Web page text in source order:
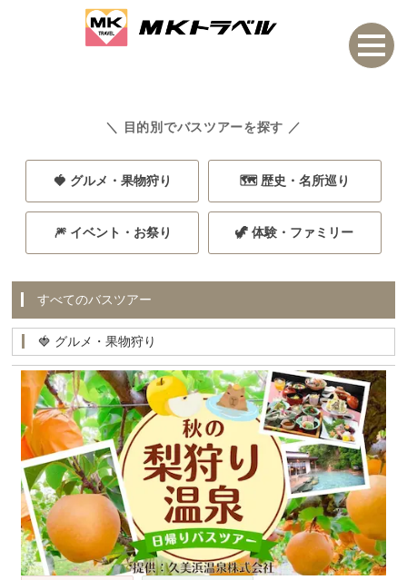
＼ 目的別でバスツアーを探す ／
🍓 グルメ・果物狩り 🗺️ 歴史・名所巡り
🎆 イベント・お祭り 🦖 体験・ファミリー
すべてのバスツアー
🍓 グルメ・果物狩り